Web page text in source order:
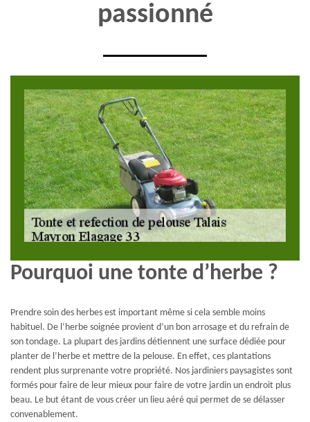
passionné
Pourquoi une tonte d’herbe ?
Prendre soin des herbes est important même si cela semble moins
habituel. De l’herbe soignée provient d’un bon arrosage et du refrain de
son tondage. La plupart des jardins détiennent une surface dédiée pour
planter de l’herbe et mettre de la pelouse. En effet, ces plantations
rendent plus surprenante votre propriété. Nos jardiniers paysagistes sont
formés pour faire de leur mieux pour faire de votre jardin un endroit plus
beau. Le but étant de vous créer un lieu aéré qui permet de se délasser
convenablement.